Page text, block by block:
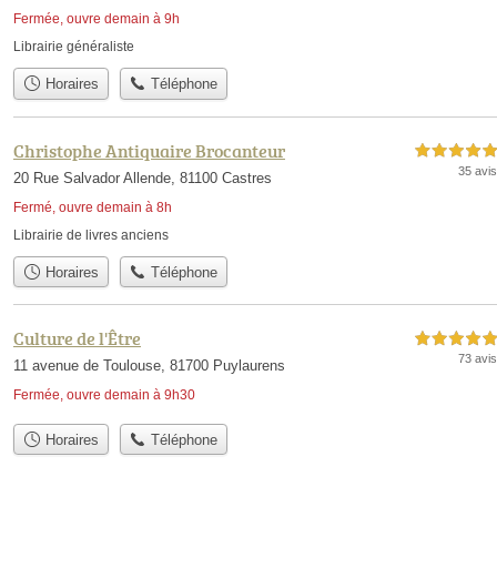
Fermée, ouvre demain à 9h
Librairie généraliste
Horaires Téléphone
Christophe Antiquaire Brocanteur
20 Rue Salvador Allende, 81100 Castres
Fermé, ouvre demain à 8h
5,0 étoiles sur 5
35 avis
Librairie de livres anciens
Horaires Téléphone
Culture de l'Être
11 avenue de Toulouse, 81700 Puylaurens
Fermée, ouvre demain à 9h30
5,0 étoiles sur 5
73 avis
Horaires Téléphone